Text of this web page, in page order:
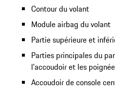
Contour du volant
Module airbag du volant
Partie supérieure et
Parties principales du
l'accoudoir et les
Accoudoir de console